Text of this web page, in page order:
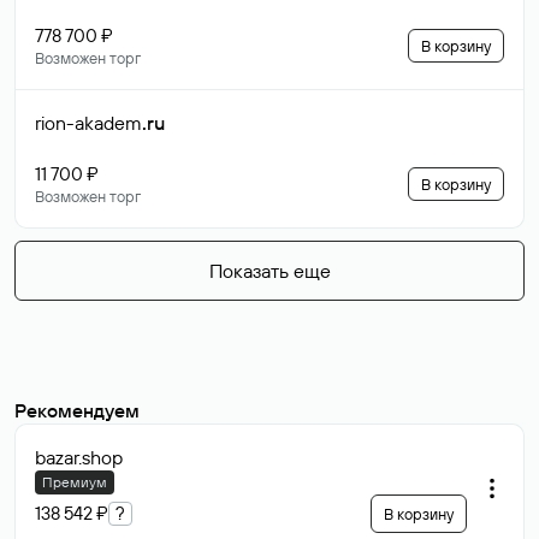
778 700 ₽
Возможен торг
В корзину
rion-akadem.ru
11 700 ₽
Возможен торг
В корзину
Показать еще
Рекомендуем
bazar.shop
Премиум
138 542 ₽ ? В корзину